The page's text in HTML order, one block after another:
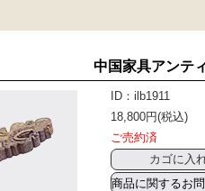
中国家具アンテ
ID：ilb1911
18,800円(税込)
ご売約済
商品に関するお